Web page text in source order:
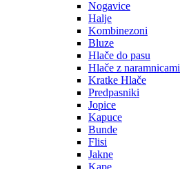
Nogavice
Halje
Kombinezoni
Bluze
Hlače do pasu
Hlače z naramnicami
Kratke Hlače
Predpasniki
Jopice
Kapuce
Bunde
Flisi
Jakne
Kape